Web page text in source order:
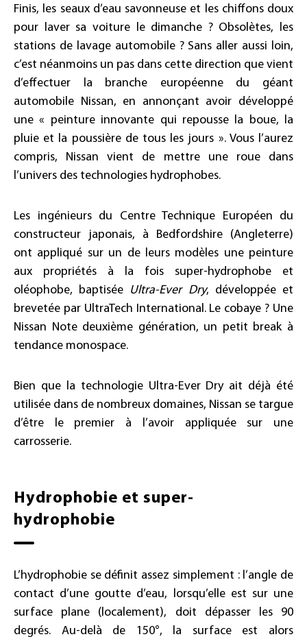
Finis, les seaux d’eau savonneuse et les chiffons doux
pour laver sa voiture le dimanche ? Obsolètes, les
stations de lavage automobile ? Sans aller aussi loin,
c’est néanmoins un pas dans cette direction que vient
d’effectuer la branche européenne du géant
automobile Nissan, en annonçant avoir développé
une « peinture innovante qui repousse la boue, la
pluie et la poussière de tous les jours ». Vous l’aurez
compris, Nissan vient de mettre une roue dans
l’univers des technologies hydrophobes.
Les ingénieurs du Centre Technique Européen du
constructeur japonais, à Bedfordshire (Angleterre)
ont appliqué sur un de leurs modèles une peinture
aux propriétés à la fois super-hydrophobe et
oléophobe, baptisée Ultra-Ever Dry, développée et
brevetée par UltraTech International. Le cobaye ? Une
Nissan Note deuxième génération, un petit break à
tendance monospace.
Bien que la technologie Ultra-Ever Dry ait déjà été
utilisée dans de nombreux domaines, Nissan se targue
d’être le premier à l’avoir appliquée sur une
carrosserie.
Hydrophobie et super-
hydrophobie
L’hydrophobie se définit assez simplement : l’angle de
contact d’une goutte d’eau, lorsqu’elle est sur une
surface plane (localement), doit dépasser les 90
degrés. Au-delà de 150°, la surface est alors